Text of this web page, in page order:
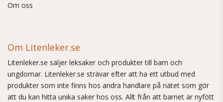
Om oss
Om Litenleker.se
Litenleker.se säljer leksaker och produkter till barn och
ungdomar. Litenleker.se strävar efter att ha ett utbud med
produkter som inte finns hos andra handlare på nätet som gör
att du kan hitta unika saker hos oss. Allt från att barnet är nyfött